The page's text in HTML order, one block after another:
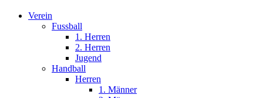
Close
Verein
Fussball
1. Herren
2. Herren
Jugend
Handball
Herren
1. Männer